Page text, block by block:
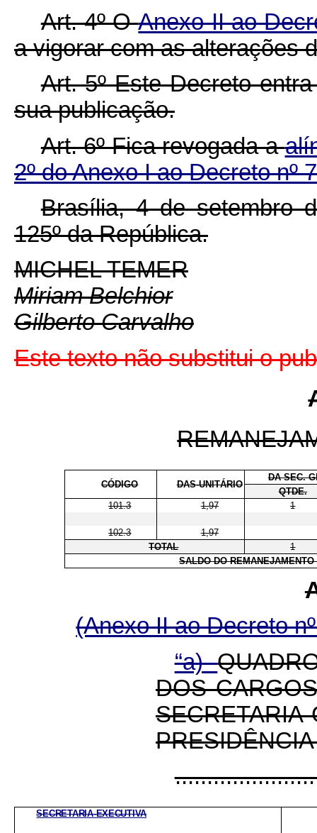
Art. 4º OAnexo II ao
a vigorar com as alterações
Art. 5º Este Decreto
sua publicação.
Art. 6º Fica revogada a
2º do Anexo I ao Decreto nº
Brasília, 4 de setembro
125º da República.
MICHEL TEMER
Miriam Belchior
Gilberto Carvalho
Este texto não substitui o
CÓDIGO DAS-UNITÁRIO
DA SEC.
QTDE.
101.3
1,97 1
102.3
1,97
TOTAL
1
SALDO DO REMANEJAMENTO
(Anexo II ao Decreto
“a)
DOS
SECRETARIA-EXECUTIVA